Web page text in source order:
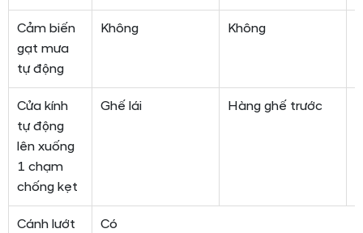
Cảm biến
gạt mưa
tự động
Không Không
Cửa kính
tự động
lên xuống
1 chạm
chống kẹt
Ghế lái Hàng ghế trước
Cánh lướt
Có